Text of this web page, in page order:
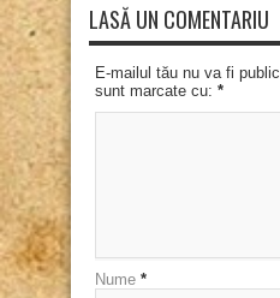
LASĂ UN COMENTARIU
E-mailul tău nu va fi
sunt marcate cu: *
Nume *